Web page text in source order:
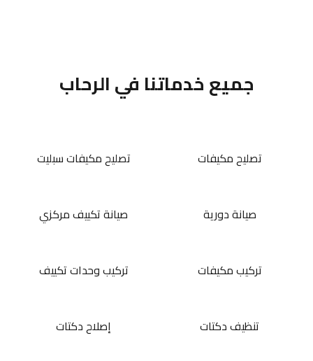
جميع خدماتنا في الرحاب
تصليح مكيفات تصليح مكيفات سبليت
صيانة دورية صيانة تكييف مركزي
تركيب مكيفات تركيب وحدات تكييف
تنظيف دكتات إصلاح دكتات